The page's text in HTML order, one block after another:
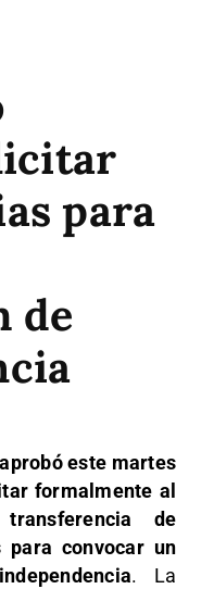
para
de
este martes
formalmente al
de
para convocar un
. La